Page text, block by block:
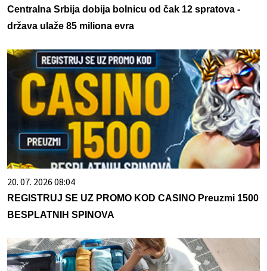
Centralna Srbija dobija bolnicu od čak 12 spratova -
država ulaže 85 miliona evra
20. 07. 2026 08:04
REGISTRUJ SE UZ PROMO KOD CASINO Preuzmi 1500
BESPLATNIH SPINOVA